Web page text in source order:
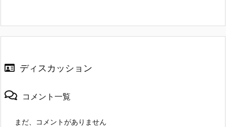
ディスカッション
コメント一覧
まだ、コメントがありません